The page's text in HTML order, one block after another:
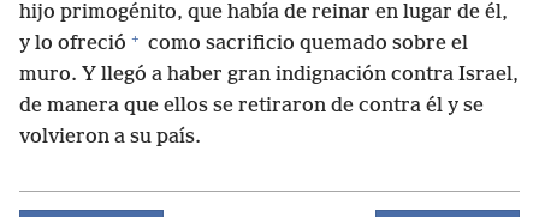
hijo primogénito, que había de reinar en lugar de él,
y lo ofreció + como sacrificio quemado sobre el
muro. Y llegó a haber gran indignación contra Israel,
de manera que ellos se retiraron de contra él y se
volvieron a su país.